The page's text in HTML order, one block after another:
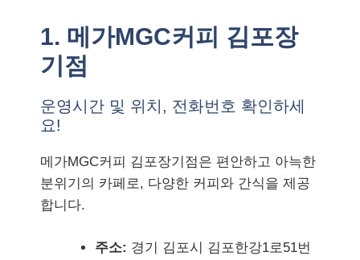
1. 메가MGC커피 김포장
기점
운영시간 및 위치, 전화번호 확인하세
요!
메가MGC커피 김포장기점은 편안하고 아늑한
분위기의 카페로, 다양한 커피와 간식을 제공
합니다.
주소: 경기 김포시 김포한강1로51번